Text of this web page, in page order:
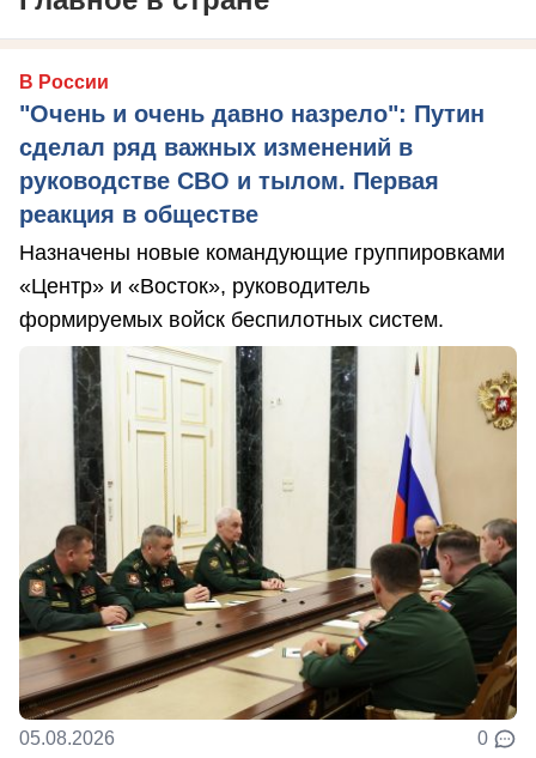
В России
"Очень и очень давно назрело": Путин
сделал ряд важных изменений в
руководстве СВО и тылом. Первая
реакция в обществе
Назначены новые командующие группировками
«Центр» и «Восток», руководитель
формируемых войск беспилотных систем.
05.08.2026 0